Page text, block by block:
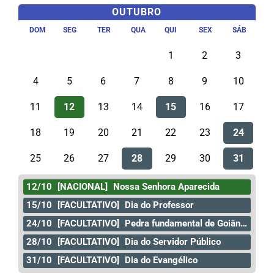
OUTUBRO
DOM SEG TER QUA QUI SEX SÁB
1 2 3
4 5 6 7 8 9 10
11 12 13 14 15 16 17
18 19 20 21 22 23 24
25 26 27 28 29 30 31
12/10 [NACIONAL]
Nossa Senhora Aparecida
15/10
[FACULTATIVO]
Dia do Professor
24/10
[FACULTATIVO]
Pedra fundamental de Goiânia
28/10
[FACULTATIVO]
Dia do Servidor Público
31/10
[FACULTATIVO] Dia do Evangélico